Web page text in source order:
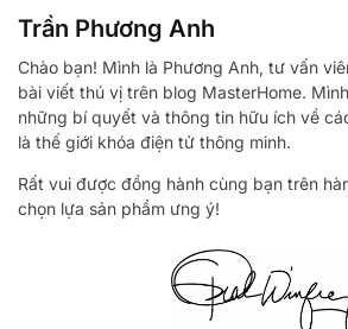
Trần Phương Anh
Chào bạn! Mình là Phương Anh, tư vấn
bài viết thú vị trên blog MasterHome.
những bí quyết và thông tin hữu ích về
là thế giới khóa điện tử thông minh.
Rất vui được đồng hành cùng bạn trên
chọn lựa sản phẩm ưng ý!